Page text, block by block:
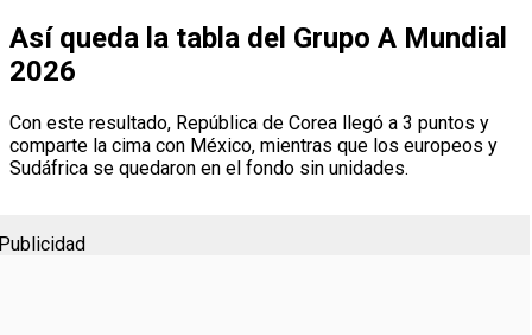
Así queda la tabla del Grupo A Mundial
2026
Con este resultado, República de Corea llegó a 3 puntos y
comparte la cima con México, mientras que los europeos y
Sudáfrica se quedaron en el fondo sin unidades.